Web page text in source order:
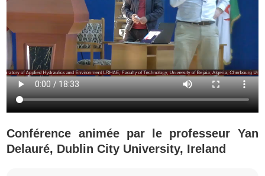
Conférence animée par le professeur Yan
Delauré, Dublin City University, Ireland